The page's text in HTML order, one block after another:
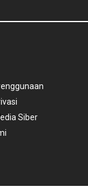
Siber